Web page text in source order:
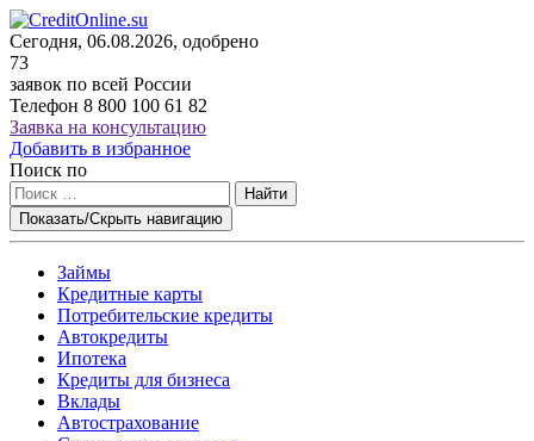
Сегодня, 06.08.2026, одобрено
73
заявок по всей России
Телефон 8 800 100 61 82
Заявка на консультацию
Добавить в избранное
Поиск по
Найти
Показать/Скрыть навигацию
Займы
Кредитные карты
Потребительские кредиты
Автокредиты
Ипотека
Кредиты для бизнеса
Вклады
Автострахование